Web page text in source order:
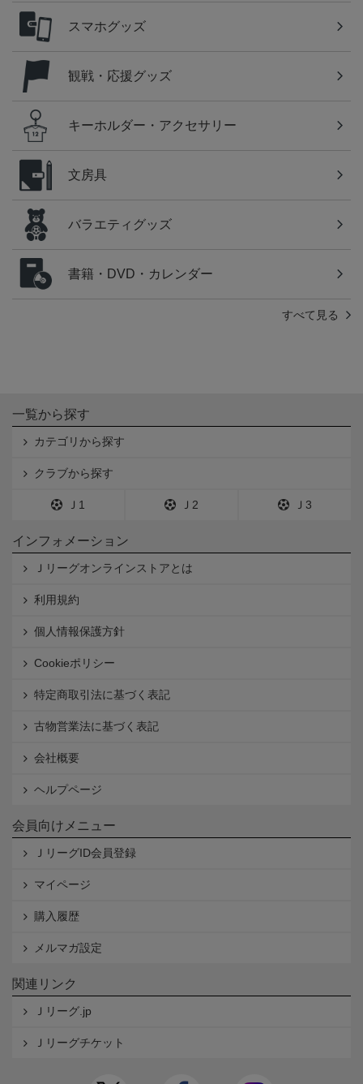
スマホグッズ
観戦・応援グッズ
キーホルダー・アクセサリー
文房具
バラエティグッズ
書籍・DVD・カレンダー
すべて見る
一覧から探す
カテゴリから探す
クラブから探す
Ｊ1 Ｊ2 Ｊ3
インフォメーション
Ｊリーグオンラインストアとは
利用規約
個人情報保護方針
Cookieポリシー
特定商取引法に基づく表記
古物営業法に基づく表記
会社概要
ヘルプページ
会員向けメニュー
ＪリーグID会員登録
マイページ
購入履歴
メルマガ設定
関連リンク
Ｊリーグ.jp
Ｊリーグチケット